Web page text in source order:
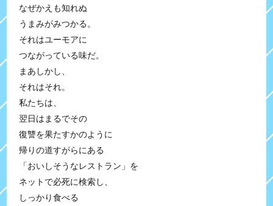
なぜかえも知れぬ
うまみがみつかる。
それはユーモアに
つながっている味だ。
まあしかし、
それはそれ。
私たちは、
翌日はまるでその
復讐を果たすかのように
帰りの道すがらにある
「おいしそうなレストラン」を
ネットで必死に検索し、
しっかり食べる